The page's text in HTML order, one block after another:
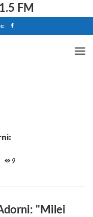
FM
sabía que
9
"Milei